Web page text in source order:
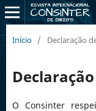
Início / Declaração
O Consinter